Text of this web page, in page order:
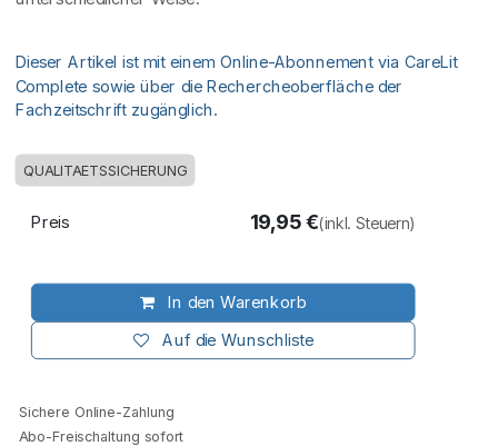
Dieser Artikel ist mit einem Online-Abonnement via CareLit
Complete sowie über die Rechercheoberfläche der
Fachzeitschrift zugänglich.
QUALITAETSSICHERUNG
In den Warenkorb
Auf die Wunschliste
Preis 19,95€(inkl. Steuern)
Sichere Online-Zahlung
Abo-Freischaltung sofort